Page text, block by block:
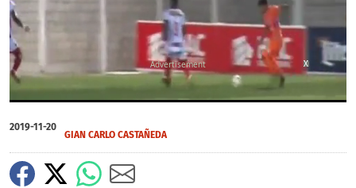
of
1
56
seconds
X
X
2019-11-20
GIAN CARLO CASTAÑEDA